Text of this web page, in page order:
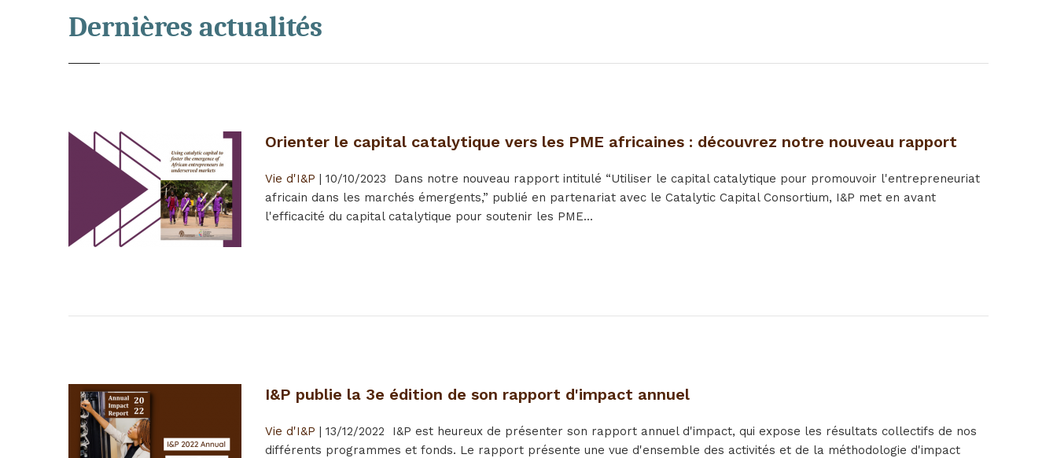
Dernières actualités
Orienter le capital catalytique vers les PME africaines : découvrez notre nouveau rapport
Vie d'I&P | 10/10/2023 Dans notre nouveau rapport intitulé “Utiliser le capital catalytique pour promouvoir l'entrepreneuriat
africain dans les marchés émergents,” publié en partenariat avec le Catalytic Capital Consortium, I&P met en avant
l'efficacité du capital catalytique pour soutenir les PME...
I&P publie la 3e édition de son rapport d'impact annuel
Vie d'I&P | 13/12/2022 I&P est heureux de présenter son rapport annuel d'impact, qui expose les résultats collectifs de nos
différents programmes et fonds. Le rapport présente une vue d'ensemble des activités et de la méthodologie d'impact